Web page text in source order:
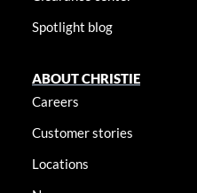
Spotlight blog
ABOUT CHRISTIE
Careers
Customer stories
Locations